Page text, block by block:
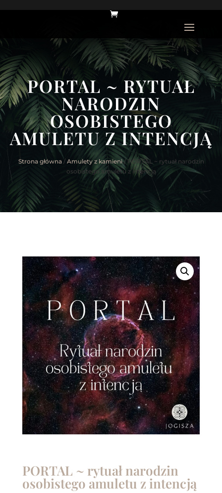
PORTAL ~ RYTUAŁ
NARODZIN
OSOBISTEGO
AMULETU Z INTENCJĄ
Strona główna / Amulety z kamieni/ PORTAL ~ rytuał narodzin
osobistego amuletu z intencją
PORTAL ~ rytuał narodzin
osobistego amuletu z intencją